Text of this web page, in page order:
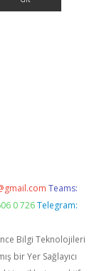
Teams:
0 726 Telegram:
Bilgi Teknolojileri
bir Yer Sağlayıcı